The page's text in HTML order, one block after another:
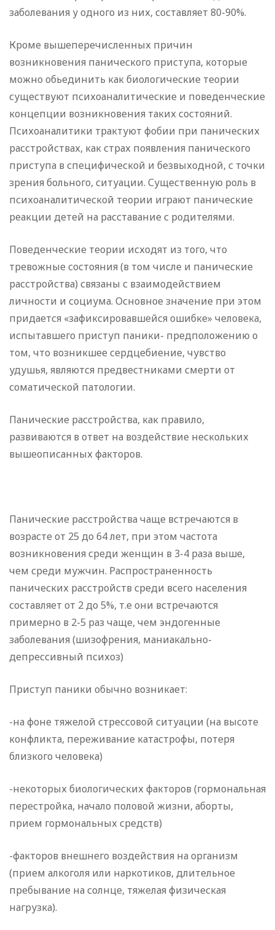
заболевания у одного из них, составляет 80-90%.
Кроме вышеперечисленных причин
возникновения панического приступа, которые
можно обьединить как биологические теории
существуют психоаналитические и поведенческие
концепции возникновения таких состояний.
Психоаналитики трактуют фобии при панических
расстройствах, как страх появления панического
приступа в специфической и безвыходной, с точки
зрения больного, ситуации. Существенную роль в
психоаналитической теории играют панические
реакции детей на расставание с родителями.
Поведенческие теории исходят из того, что
тревожные состояния (в том числе и панические
расстройства) связаны с взаимодействием
личности и социума. Основное значение при этом
придается «зафиксировавшейся ошибке» человека,
испытавшего приступ паники- предположению о
том, что возникшее сердцебиение, чувство
удушья, являются предвестниками смерти от
соматической патологии.
Панические расстройства, как правило,
развиваются в ответ на воздействие нескольких
вышеописанных факторов.
Панические расстройства чаще встречаются в
возрасте от 25 до 64 лет, при этом частота
возникновения среди женщин в 3-4 раза выше,
чем среди мужчин. Распространенность
панических расстройств среди всего населения
составляет от 2 до 5%, т.е они встречаются
примерно в 2-5 раз чаще, чем эндогенные
заболевания (шизофрения, маниакально-
депрессивный психоз)
Приступ паники обычно возникает:
-на фоне тяжелой стрессовой ситуации (на высоте
конфликта, переживание катастрофы, потеря
близкого человека)
-некоторых биологических факторов (гормональная
перестройка, начало половой жизни, аборты,
прием гормональных средств)
-факторов внешнего воздействия на организм
(прием алкоголя или наркотиков, длительное
пребывание на солнце, тяжелая физическая
нагрузка).